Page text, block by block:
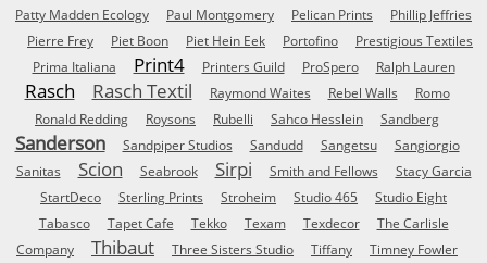
Patty Madden Ecology
Paul Montgomery Pelican Prints
Phillip Jeffries
Pierre Frey
Piet Boon Piet Hein Eek Portofino
Prestigious Textiles
Prima Italiana
Print4 Printers Guild ProSpero Ralph Lauren
Rasch Rasch Textil Raymond Waites Rebel Walls
Romo
Ronald Redding
Roysons Rubelli Sahco Hesslein Sandberg
Sanderson Sandpiper Studios Sandudd Sangetsu
Sangiorgio
Sanitas
Scion Seabrook Sirpi Smith and Fellows
Stacy Garcia
StartDeco
Sterling Prints Stroheim Studio 465
Studio Eight
Tabasco
Tapet Cafe Tekko Texam Texdecor
The Carlisle
Company
Thibaut Three Sisters Studio Tiffany
Timney Fowler